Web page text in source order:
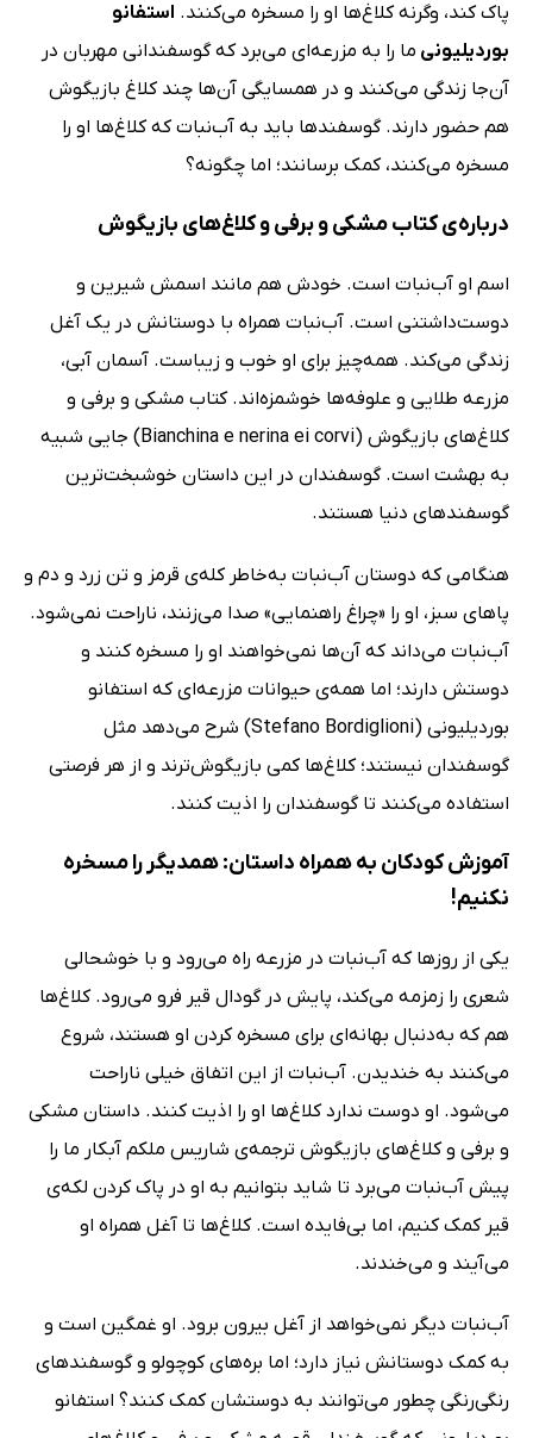
پاک کند، وگرنه کلاغ‌ها او را مسخره می‌کنند. استفانو
بوردیلیونی ما را به مزرعه‌ای می‌برد که گوسفندانی مهربان در
آن‌جا زندگی می‌کنند و در همسایگی آن‌ها چند کلاغ بازیگوش
هم حضور دارند. گوسفندها باید به آب‌نبات که کلاغ‌ها او را
مسخره می‌کنند، کمک برسانند؛ اما چگونه؟
درباره‌ی کتاب مشکی و برفی و کلاغ‌های بازیگوش
اسم او آب‌نبات است. خودش هم مانند اسمش شیرین و
دوست‌داشتنی است. آب‌نبات همراه با دوستانش در یک آغل
زندگی می‌کند. همه‌چیز برای او خوب و زیباست. آسمان آبی،
مزرعه طلایی و علوفه‌ها خوشمزه‌اند. کتاب مشکی و برفی و
کلاغ‌های بازیگوش (Bianchina e nerina ei corvi) جایی شبیه
به بهشت است. گوسفندان در این داستان خوشبخت‌ترین
گوسفندهای دنیا هستند.
هنگامی که دوستان آب‌نبات به‌خاطر کله‌ی قرمز و تن زرد و دم و
پاهای سبز، او را «چراغ راهنمایی» صدا می‌زنند، ناراحت نمی‌شود.
آب‌نبات می‌داند که آن‌ها نمی‌خواهند او را مسخره کنند و
دوستش دارند؛ اما همه‌ی حیوانات مزرعه‌ای که استفانو
بوردیلیونی (Stefano Bordiglioni) شرح می‌دهد مثل
گوسفندان نیستند؛ کلاغ‌ها کمی بازیگوش‌ترند و از هر فرصتی
استفاده می‌کنند تا گوسفندان را اذیت کنند.
آموزش کودکان به همراه داستان: همدیگر را مسخره
نکنیم!
یکی از روزها که آب‌نبات در مزرعه راه می‌رود و با خوشحالی
شعری را زمزمه می‌کند، پایش در گودال قیر فرو می‌رود. کلاغ‌ها
هم که به‌دنبال بهانه‌ای برای مسخره کردن او هستند، شروع
می‌کنند به خندیدن. آب‌نبات از این اتفاق خیلی ناراحت
می‌شود. او دوست ندارد کلاغ‌ها او را اذیت کنند. داستان مشکی
و برفی و کلاغ‌های بازیگوش ترجمه‌ی شاریس ملکم آبکار ما را
پیش آب‌نبات می‌برد تا شاید بتوانیم به او در پاک کردن لکه‌ی
قیر کمک کنیم، اما بی‌فایده است. کلاغ‌ها تا آغل همراه او
می‌آیند و می‌خندند.
آب‌نبات دیگر نمی‌خواهد از آغل بیرون برود. او غمگین است و
به کمک دوستانش نیاز دارد؛ اما بره‌های کوچولو و گوسفندهای
رنگی‌رنگی چطور می‌توانند به دوستشان کمک کنند؟ استفانو